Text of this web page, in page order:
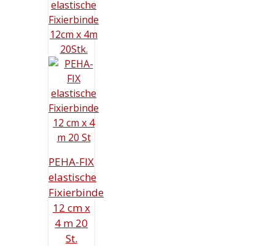
PEHA-FIX
elastische
Fixierbinde
12 cm x
4 m 20
St.